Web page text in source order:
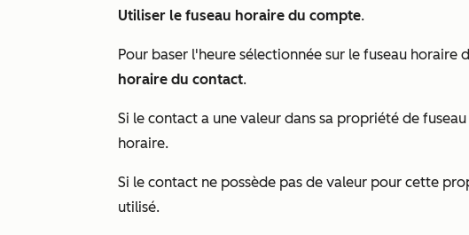
Utiliser le fuseau horaire du compte.
Pour baser l'heure sélectionnée sur le fuseau horaire
horaire du contact.
Si le contact a une valeur dans sa propriété de
horaire.
Si le contact ne possède pas de valeur pour cette
utilisé.